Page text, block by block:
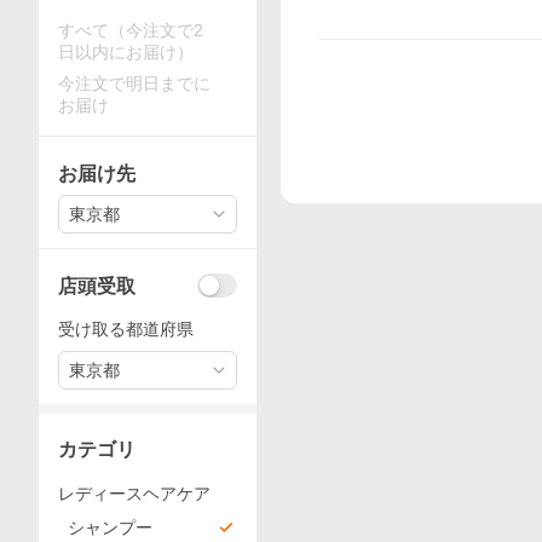
すべて（今注文で2
日以内にお届け）
今注文で明日までに
お届け
お届け先
東京都
店頭受取
受け取る都道府県
東京都
カテゴリ
レディースヘアケア
シャンプー